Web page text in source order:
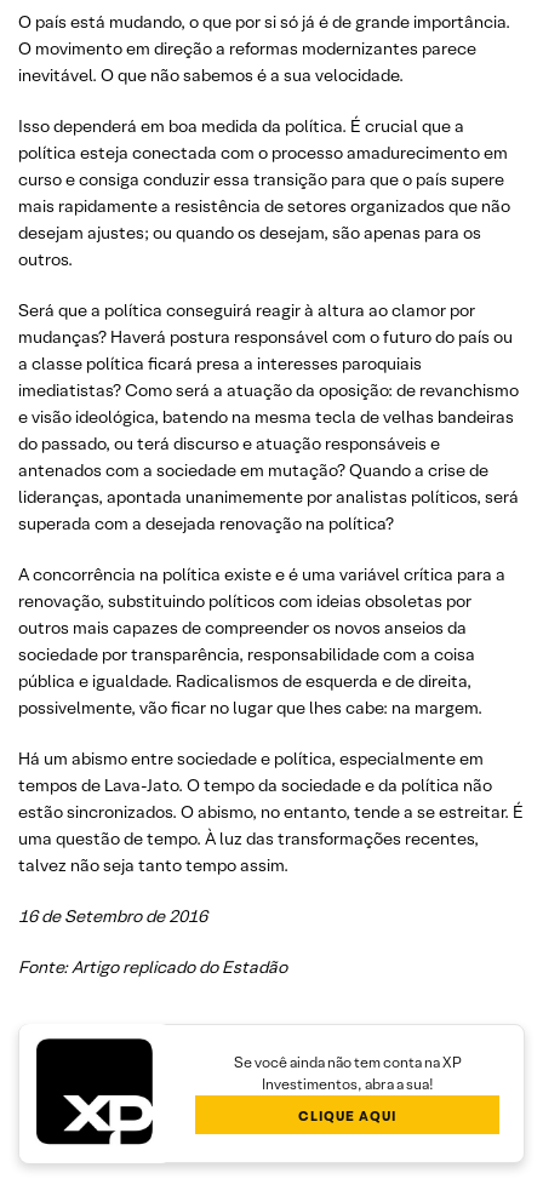
O país está mudando, o que por si só já é de grande importância.
O movimento em direção a reformas modernizantes parece
inevitável. O que não sabemos é a sua velocidade.
Isso dependerá em boa medida da política. É crucial que a
política esteja conectada com o processo amadurecimento em
curso e consiga conduzir essa transição para que o país supere
mais rapidamente a resistência de setores organizados que não
desejam ajustes; ou quando os desejam, são apenas para os
outros.
Será que a política conseguirá reagir à altura ao clamor por
mudanças? Haverá postura responsável com o futuro do país ou
a classe política ficará presa a interesses paroquiais
imediatistas? Como será a atuação da oposição: de revanchismo
e visão ideológica, batendo na mesma tecla de velhas bandeiras
do passado, ou terá discurso e atuação responsáveis e
antenados com a sociedade em mutação? Quando a crise de
lideranças, apontada unanimemente por analistas políticos, será
superada com a desejada renovação na política?
A concorrência na política existe e é uma variável crítica para a
renovação, substituindo políticos com ideias obsoletas por
outros mais capazes de compreender os novos anseios da
sociedade por transparência, responsabilidade com a coisa
pública e igualdade. Radicalismos de esquerda e de direita,
possivelmente, vão ficar no lugar que lhes cabe: na margem.
Há um abismo entre sociedade e política, especialmente em
tempos de Lava-Jato. O tempo da sociedade e da política não
estão sincronizados. O abismo, no entanto, tende a se estreitar. É
uma questão de tempo. À luz das transformações recentes,
talvez não seja tanto tempo assim.
16 de Setembro de 2016
Fonte: Artigo replicado do Estadão
Se você ainda não tem conta na XP
Investimentos, abra a sua!
CLIQUE AQUI